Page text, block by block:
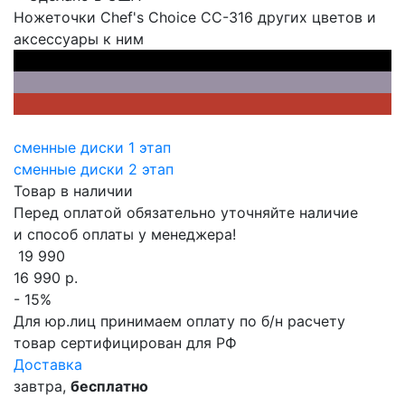
Ножеточки Chef's Choice CC-316 других цветов и
аксессуары к ним
сменные диски 1 этап
сменные диски 2 этап
Товар в наличии
Перед оплатой обязательно уточняйте наличие
и способ оплаты у менеджера!
19 990
16 990 р.
- 15%
Для юр.лиц принимаем оплату по б/н расчету
товар сертифицирован для РФ
Доставка
завтра, бесплатно